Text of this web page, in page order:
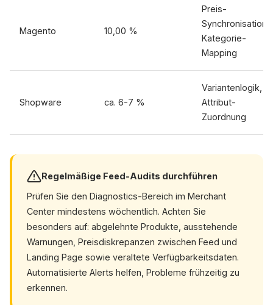
Magento 10,00 %
Preis-
Synchronisation,
Kategorie-
Mapping
Shopware ca. 6-7 %
Variantenlogik,
Attribut-
Zuordnung
Regelmäßige Feed-Audits durchführen
Prüfen Sie den Diagnostics-Bereich im Merchant
Center mindestens wöchentlich. Achten Sie
besonders auf: abgelehnte Produkte, ausstehende
Warnungen, Preisdiskrepanzen zwischen Feed und
Landing Page sowie veraltete Verfügbarkeitsdaten.
Automatisierte Alerts helfen, Probleme frühzeitig zu
erkennen.